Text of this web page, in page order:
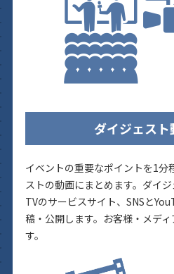
ダイジェス
イベントの重要なポイントを1分
ストの動画にまとめます。ダイ
TVのサービスサイト、SNSと
稿・公開します。お客様・メデ
す。